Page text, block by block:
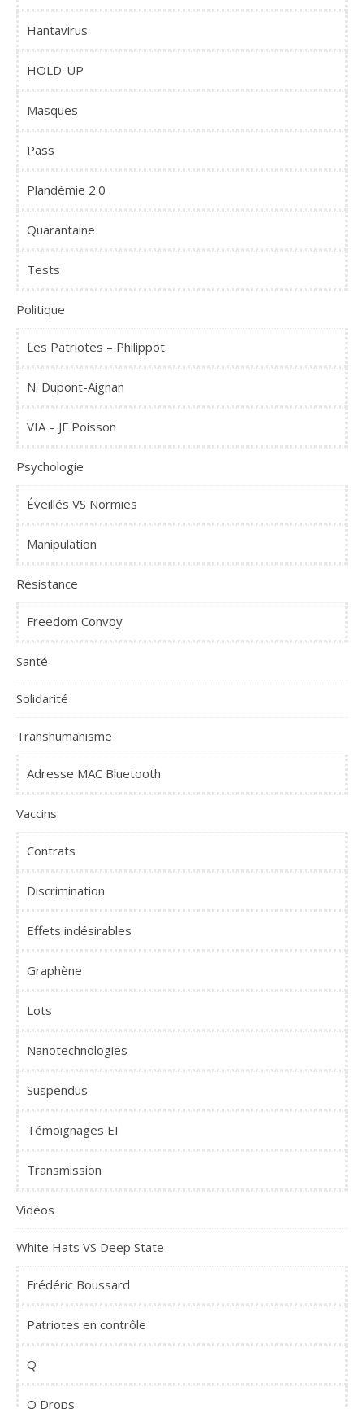
Hantavirus
HOLD-UP
Masques
Pass
Plandémie 2.0
Quarantaine
Tests
Politique
Les Patriotes – Philippot
N. Dupont-Aignan
VIA – JF Poisson
Psychologie
Éveillés VS Normies
Manipulation
Résistance
Freedom Convoy
Santé
Solidarité
Transhumanisme
Adresse MAC Bluetooth
Vaccins
Contrats
Discrimination
Effets indésirables
Graphène
Lots
Nanotechnologies
Suspendus
Témoignages EI
Transmission
Vidéos
White Hats VS Deep State
Frédéric Boussard
Patriotes en contrôle
Q
Q Drops